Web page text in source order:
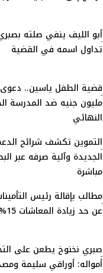
أبو الليف ينفي صلته
تداول اسمه في القضية
مليون جنيه ضد المدرسة
النهائي
التموين تكشف شرائح
الجديدة وآلية صرفه عبر
مباشرة
مطالب بإقالة رئيس
عن حد زيادة المعاشات 15%
صبري نخنوخ يطعن على
أمواله: أوراقي سليمة